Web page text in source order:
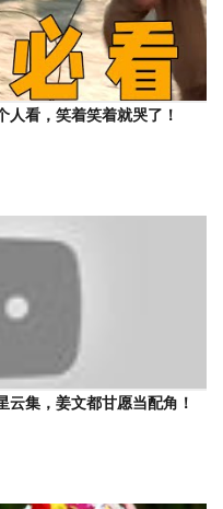
人看，笑着笑着就哭了！
云集，姜文都甘愿当配角！